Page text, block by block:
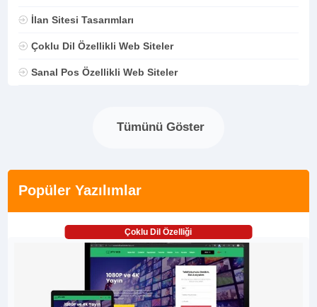
İlan Sitesi Tasarımları
Çoklu Dil Özellikli Web Siteler
Sanal Pos Özellikli Web Siteler
Tümünü Göster
Popüler Yazılımlar
Çoklu Dil Özelliği